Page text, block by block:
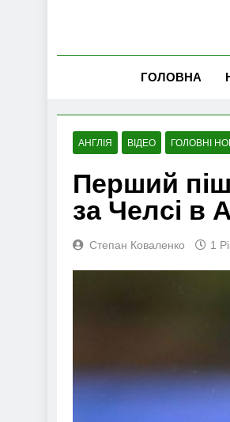
ГОЛОВНА
АНГЛІЯ ВІДЕО ГОЛОВНІ
Перший
за Челсі в
Степан Коваленко 1